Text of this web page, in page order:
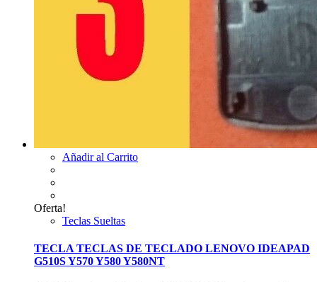
Añadir al Carrito
Oferta!
Teclas Sueltas
TECLA TECLAS DE TECLADO LENOVO IDEAPAD
G510S Y570 Y580 Y580NT